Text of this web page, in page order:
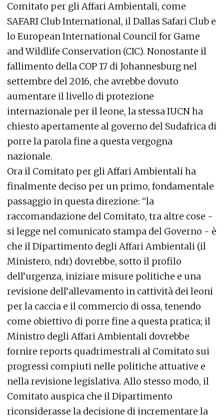
Comitato per gli Affari Ambientali, come
SAFARI Club International, il Dallas Safari Club e
lo European International Council for Game
and Wildlife Conservation (CIC). Nonostante il
fallimento della COP 17 di Johannesburg nel
settembre del 2016, che avrebbe dovuto
aumentare il livello di protezione
internazionale per il leone, la stessa IUCN ha
chiesto apertamente al governo del Sudafrica di
porre la parola fine a questa vergogna
nazionale.
Ora il Comitato per gli Affari Ambientali ha
finalmente deciso per un primo, fondamentale
passaggio in questa direzione: “la
raccomandazione del Comitato, tra altre cose -
si legge nel comunicato stampa del Governo - è
che il Dipartimento degli Affari Ambientali (il
Ministero, ndr) dovrebbe, sotto il profilo
dell’urgenza, iniziare misure politiche e una
revisione dell’allevamento in cattività dei leoni
per la caccia e il commercio di ossa, tenendo
come obiettivo di porre fine a questa pratica; il
Ministro degli Affari Ambientali dovrebbe
fornire reports quadrimestrali al Comitato sui
progressi compiuti nelle politiche attuative e
nella revisione legislativa. Allo stesso modo, il
Comitato auspica che il Dipartimento
riconsiderasse la decisione di incrementare la